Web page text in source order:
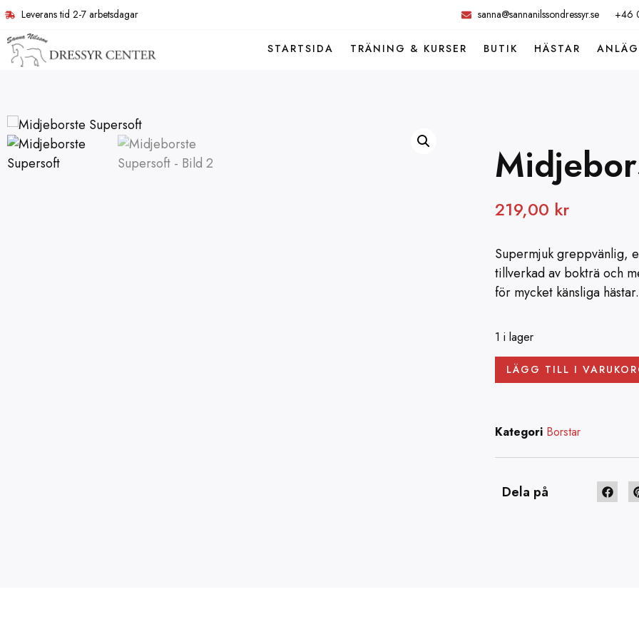
Leverans tid 2-7 arbetsdagar sanna@sannanilssondressyr.se +46
STARTSIDA TRÄNING & KURSER BUTIK HÄSTAR
219,00 kr
Supermjuk greppvänlig,
tillverkad av bokträ och
för mycket känsliga hästar.
1 i lager
LÄGG TILL I
Kategori Borstar
Dela på